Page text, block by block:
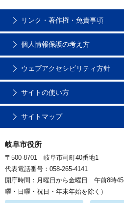
リンク・著作権・免責事項
個人情報保護の考え方
ウェブアクセシビリティ方針
サイトの使い方
サイトマップ
岐阜市役所
〒500-8701 岐阜市司町40番地1
代表電話番号：058-265-4141
開庁時間：月曜日から金曜日 午前8時
曜・日曜・祝日・年末年始を除く）